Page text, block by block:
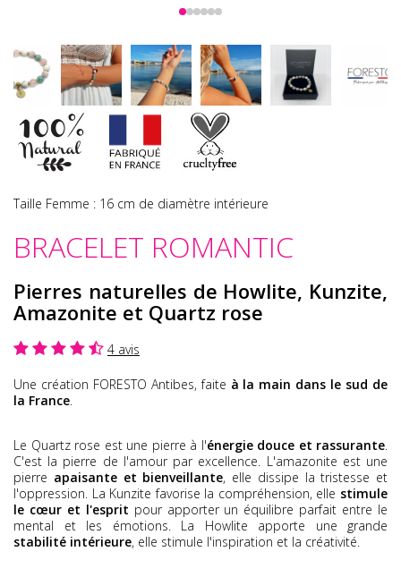
Taille Femme : 16 cm de diamètre intérieure
BRACELET ROMANTIC
Pierres naturelles de Howlite, Kunzite,
Amazonite et Quartz rose
4 avis
Une création FORESTO Antibes, faite à la main dans le sud de
la France.
Le Quartz rose est une pierre à l'énergie douce et rassurante.
C'est la pierre de l'amour par excellence. L'amazonite est une
pierre apaisante et bienveillante, elle dissipe la tristesse et
l'oppression. La Kunzite favorise la compréhension, elle stimule
le cœur et l'esprit pour apporter un équilibre parfait entre le
mental et les émotions. La Howlite apporte une grande
stabilité intérieure, elle stimule l'inspiration et la créativité.